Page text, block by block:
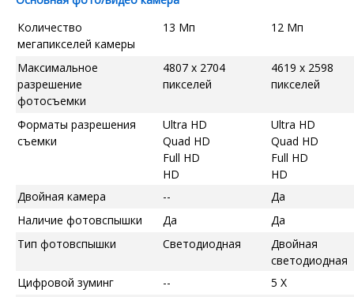
Количество
мегапикселей камеры
13 Мп 12 Мп
Максимальное
разрешение
фотосъемки
4807 x 2704
пикселей
4619 x 2598
пикселей
Форматы разрешения
съемки
Ultra HD
Quad HD
Full HD
HD
Ultra HD
Quad HD
Full HD
HD
Двойная камера
--
Да
Наличие фотовспышки
Да
Да
Тип фотовспышки
Светодиодная
Двойная
светодиодная
Цифровой зуминг
--
5 X